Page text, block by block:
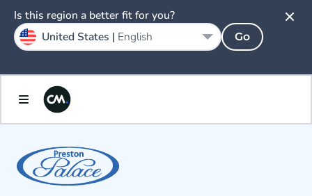
Is this region a better fit for you?
United States | English Go